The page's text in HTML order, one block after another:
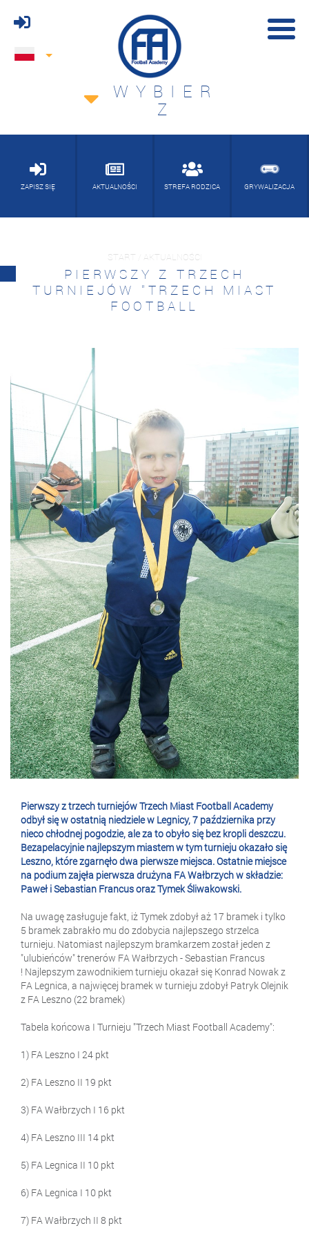
WYBIER
Z
ZAPISZ SIĘ AKTUALNOŚCI STREFA RODZICA GRYWALIZACJA
START / AKTUALNOŚCI
PIERWSZY Z TRZECH
TURNIEJÓW "TRZECH MIAST
FOOTBALL
Pierwszy z trzech turniejów Trzech Miast Football Academy
odbył się w ostatnią niedziele w Legnicy, 7 października przy
nieco chłodnej pogodzie, ale za to obyło się bez kropli deszczu.
Bezapelacyjnie najlepszym miastem w tym turnieju okazało się
Leszno, które zgarnęło dwa pierwsze miejsca. Ostatnie miejsce
na podium zajęła pierwsza drużyna FA Wałbrzych w składzie:
Paweł i Sebastian Francus oraz Tymek Śliwakowski.
Na uwagę zasługuje fakt, iż Tymek zdobył aż 17 bramek i tylko
5 bramek zabrakło mu do zdobycia najlepszego strzelca
turnieju. Natomiast najlepszym bramkarzem został jeden z
"ulubieńców" trenerów FA Wałbrzych - Sebastian Francus
! Najlepszym zawodnikiem turnieju okazał się Konrad Nowak z
FA Legnica, a najwięcej bramek w turnieju zdobył Patryk Olejnik
z FA Leszno (22 bramek)
Tabela końcowa I Turnieju "Trzech Miast Football Academy":
1) FA Leszno I 24 pkt
2) FA Leszno II 19 pkt
3) FA Wałbrzych I 16 pkt
4) FA Leszno III 14 pkt
5) FA Legnica II 10 pkt
6) FA Legnica I 10 pkt
7) FA Wałbrzych II 8 pkt